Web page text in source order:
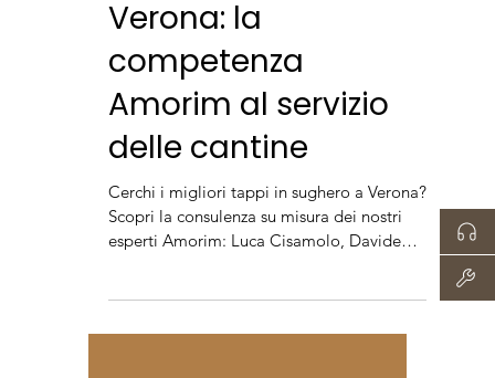
Tappi in sughero a
Verona: la
competenza
Amorim al servizio
delle cantine
Cerchi i migliori tappi in sughero a Verona?